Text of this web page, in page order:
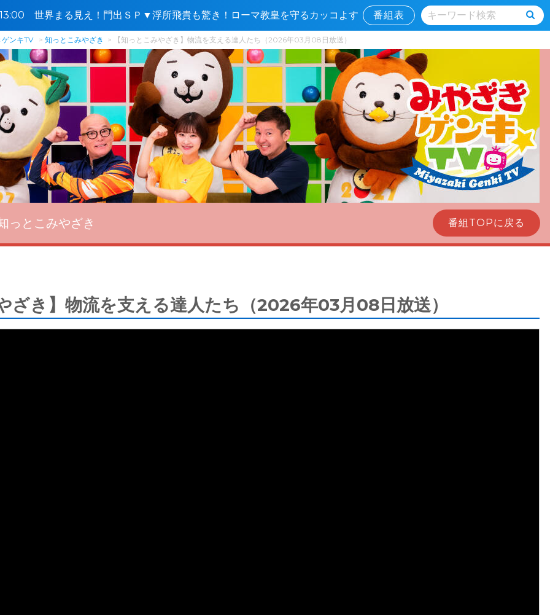
世界まる見え！門出ＳＰ▼浮所飛貴も驚き！ローマ教皇を守るカッコよす
部隊🈑
番組表
ンキTV 知っとこみやざき 【知っとこみやざき】物流を支える達人たち（2026年03月08日放送）
っとこみやざき 番組TOPに戻る
ざき】物流を支える達人たち（2026年03月08日放送）